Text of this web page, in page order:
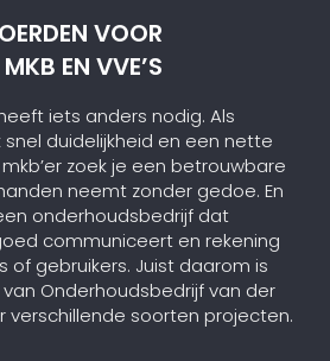
VOOR
EN VVE’S
iets anders nodig. Als
duidelijkheid en een nette
zoek je een betrouwbare
neemt zonder gedoe. En
onderhoudsbedrijf dat
communiceert en rekening
gebruikers. Juist daarom is
van Onderhoudsbedrijf van der
verschillende soorten projecten.